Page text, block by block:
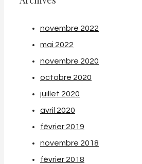
novembre 2022
mai 2022
novembre 2020
octobre 2020
juillet 2020
avril 2020
février 2019
novembre 2018
février 2018